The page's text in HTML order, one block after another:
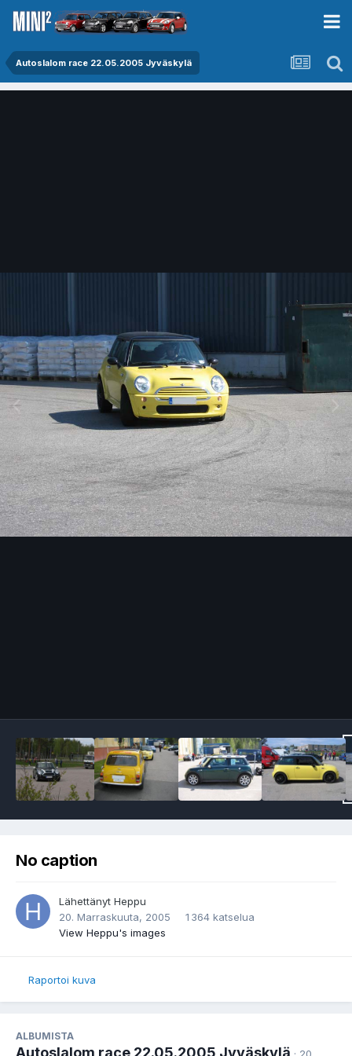
Autoslalom race 22.05.2005 Jyväskylä
No caption
Lähettänyt Heppu
20. Marraskuuta, 2005
1 364 katselua
View Heppu's images
Raportoi kuva
ALBUMISTA
Autoslalom race 22.05.2005 Jyväskylä